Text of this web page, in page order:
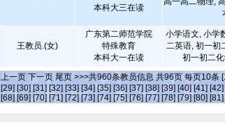
本科大三在读
王教员.(女)
广东第二师范学院
特殊教育
本科大一在读
小学语文, 小学
二英语, 初一初
初一初二
上一页 下一页 尾页 >>>共960条教员信息 共96页 每页10条
[29] [30] [31] [32] [33] [34] [35] [36] [37] [38] [39] [40] [41] [42]
[68] [69] [70] [71] [72] [73] [74] [75] [76] [77] [78] [79] [80] [81]